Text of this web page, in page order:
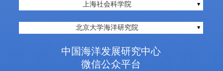
上海社会科学院
北京大学海洋研究院
中国海洋发展研究中心
微信公众平台